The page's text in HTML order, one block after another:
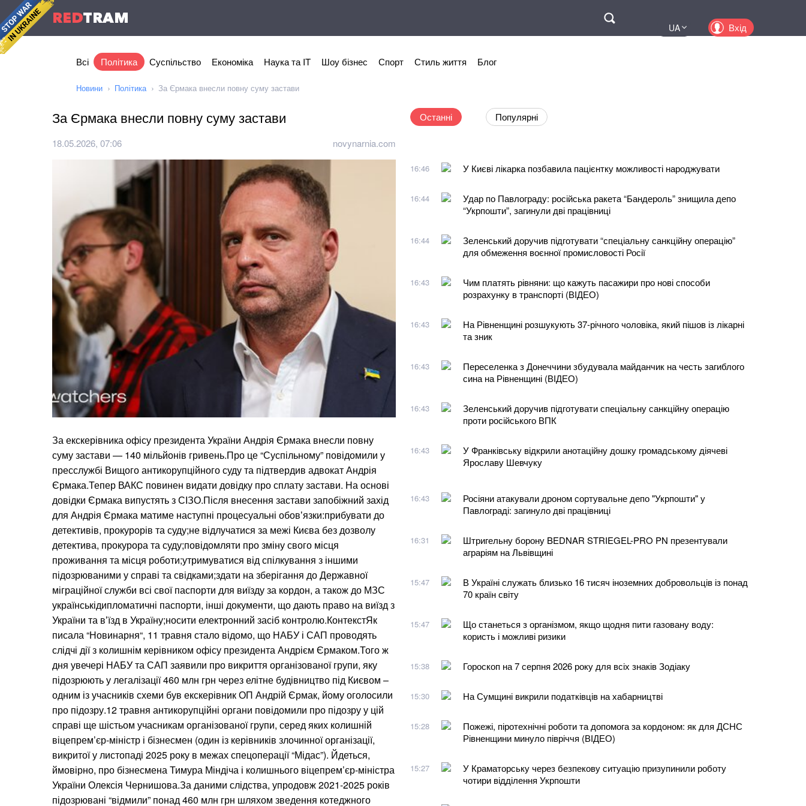
REDTRAM
UA
Вхід
Всі Політика Суспільство Економіка Наука та IT Шоу бізнес Спорт Стиль життя Блог
Новини Політика За Єрмака внесли повну суму застави
За Єрмака внесли повну суму застави
18.05.2026, 07:06 novynarnia.com
За екскерівника офісу президента України Андрія Єрмака внесли повну
суму застави — 140 мільйонів гривень.Про це “Суспільному” повідомили у
пресслужбі Вищого антикорупційного суду та підтвердив адвокат Андрія
Єрмака.Тепер ВАКС повинен видати довідку про сплату застави. На основі
довідки Єрмака випустять з СІЗО.Після внесення застави запобіжний захід
для Андрія Єрмака матиме наступні процесуальні обовʼязки:прибувати до
детективів, прокурорів та суду;не відлучатися за межі Києва без дозволу
детектива, прокурора та суду;повідомляти про зміну свого місця
проживання та місця роботи;утримуватися від спілкування з іншими
підозрюваними у справі та свідками;здати на зберігання до Державної
міграційної служби всі свої паспорти для виїзду за кордон, а також до МЗС
українськідипломатичні паспорти, інші документи, що дають право на виїзд з
України та вʼїзд в Україну;носити електронний засіб контролю.КонтекстЯк
писала “Новинарня“, 11 травня стало відомо, що НАБУ і САП проводять
слідчі дії з колишнім керівником офісу президента Андрієм Єрмаком.Того ж
дня увечері НАБУ та САП заявили про викриття організованої групи, яку
підозрюють у легалізації 460 млн грн через елітне будівництво під Києвом –
одним із учасників схеми був екскерівник ОП Андрій Єрмак, йому оголосили
про підозру.12 травня антикорупційні органи повідомили про підозру у цій
справі ще шістьом учасникам організованої групи, серед яких колишній
віцепрем’єр-міністр і бізнесмен (один із керівників злочинної організації,
викритої у листопаді 2025 року в межах спецоперації “Мідас”). Йдеться,
ймовірно, про бізнесмена Тимура Міндіча і колишнього віцепрем’єр-міністра
України Олексія Чернишова.За даними слідства, упродовж 2021-2025 років
підозрювані “відмили” понад 460 млн грн шляхом зведення котеджного
Останні Популярні
16:46 У Києві лікарка позбавила пацієнтку можливості народжувати
16:44
Удар по Павлограду: російська ракета “Бандероль” знищила депо
“Укрпошти”, загинули дві працівниці
16:44
Зеленський доручив підготувати “спеціальну санкційну операцію”
для обмеження воєнної промисловості Росії
16:43
Чим платять рівняни: що кажуть пасажири про нові способи
розрахунку в транспорті (ВІДЕО)
16:43
На Рівненщині розшукують 37-річного чоловіка, який пішов із лікарні
та зник
16:43
Переселенка з Донеччини збудувала майданчик на честь загиблого
сина на Рівненщині (ВІДЕО)
16:43
Зеленський доручив підготувати спеціальну санкційну операцію
проти російського ВПК
16:43
У Франківську відкрили анотаційну дошку громадському діячеві
Ярославу Шевчуку
16:43
Росіяни атакували дроном сортувальне депо "Укрпошти" у
Павлограді: загинуло дві працівниці
16:31
Штригельну борону BEDNAR STRIEGEL-PRO PN презентували
аграріям на Львівщині
15:47
В Україні служать близько 16 тисяч іноземних добровольців із понад
70 країн світу
15:47
Що станеться з організмом, якщо щодня пити газовану воду:
користь і можливі ризики
15:38 Гороскоп на 7 серпня 2026 року для всіх знаків Зодіаку
15:30 На Сумщині викрили податківців на хабарництві
15:28
Пожежі, піротехнічні роботи та допомога за кордоном: як для ДСНС
Рівненщини минуло півріччя (ВІДЕО)
15:27
У Краматорську через безпекову ситуацію призупинили роботу
чотири відділення Укрпошти